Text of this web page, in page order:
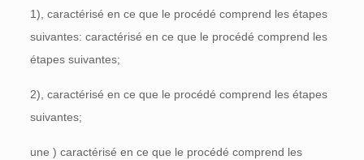
1), caractérisé en ce que le procédé comprend les étapes
suivantes: caractérisé en ce que le procédé comprend les
étapes suivantes;
2), caractérisé en ce que le procédé comprend les étapes
suivantes;
une ) caractérisé en ce que le procédé comprend les